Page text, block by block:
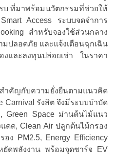
รบ ที่มาพร้อมนวัตกรรมที่ช่วยให้
Access ระบบจดจำการ
สำหรับจองใช้ส่วนกลาง
มปลอดภัย และแจ้งเตือนฉุกเฉิน
งและลงทุนปล่อยเช่า ในราคา
ญกับความยั่งยืนตามแนวคิด
Carnival รังสิต จึงมีระบบบำบัด
Green Space ม่านต้นไม้แนว
ดด, Clean Air ปลูกต้นไม้กรอง
อง PM2.5, Energy Efficiency
ดพลังงาน พร้อมจุดชาร์จ EV